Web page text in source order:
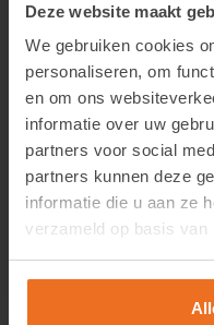
Deze website maakt
We gebruiken cookies
personaliseren, om
en om ons
informatie over uw
partners voor social
partners kunnen deze
informatie die u aan ze
verzameld op basis van
EZ
Login om